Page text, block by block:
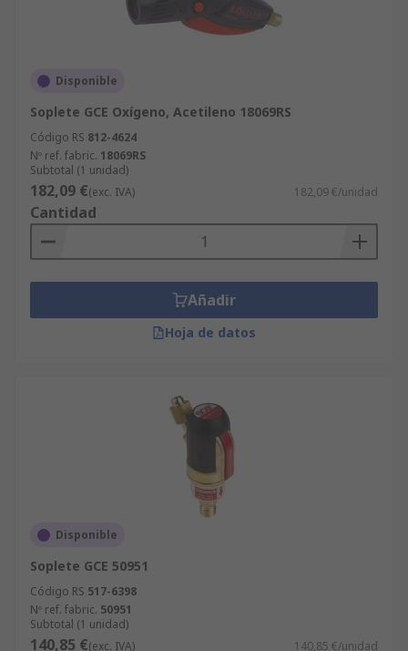
Disponible
Soplete GCE Oxígeno, Acetileno 18069RS
Código RS 812-4624
Nº ref. fabric. 18069RS
Subtotal (1 unidad)
182,09 €(exc. IVA) 182,09 €/unidad
Cantidad
Añadir
Hoja de datos
Disponible
Soplete GCE 50951
Código RS 517-6398
Nº ref. fabric. 50951
Subtotal (1 unidad)
140,85 €(exc. IVA) 140,85 €/unidad